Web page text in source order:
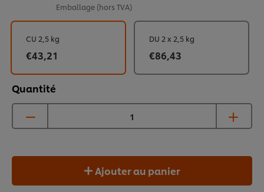
Emballage (hors TVA)
Quantité
CU 2,5 kg
€43,21
DU 2 x 2,5 kg
€86,43
Ajouter au panier